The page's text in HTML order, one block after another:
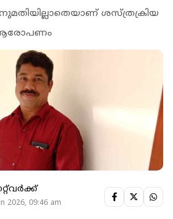
ശസ്ത്രക്രിയ
2026, 09:46 am